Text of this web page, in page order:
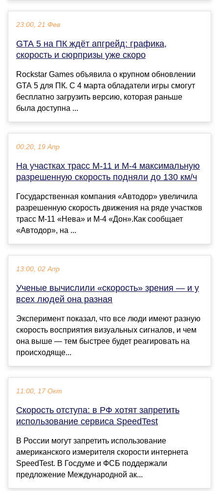
23:00, 21 Фев
GTA 5 на ПК ждёт апгрейд: графика,
скорость и сюрпризы уже скоро
Rockstar Games объявила о крупном обновлении
GTA 5 для ПК. С 4 марта обладатели игры смогут
бесплатно загрузить версию, которая раньше
была доступна ...
00:20, 19 Апр
На участках трасс М-11 и М-4 максимальную
разрешенную скорость подняли до 130 км/ч
Государственная компания «Автодор» увеличила
разрешенную скорость движения на ряде участков
трасс М-11 «Нева» и М-4 «Дон».Как сообщает
«Автодор», на ...
13:00, 02 Апр
Ученые вычислили «скорость» зрения — и у
всех людей она разная
Эксперимент показал, что все люди имеют разную
скорость восприятия визуальных сигналов, и чем
она выше — тем быстрее будет реагировать на
происходяще...
11:00, 17 Окт
Скорость отступа: в РФ хотят запретить
использование сервиса SpeedTest
В России могут запретить использование
американского измерителя скорости интернета
SpeedTest. В Госдуме и ФСБ поддержали
предложение Международной ак...